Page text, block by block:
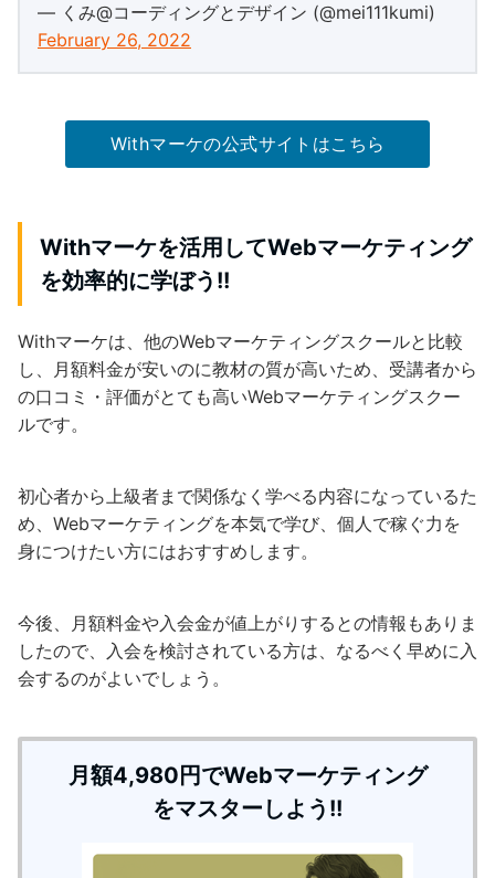
— くみ@コーディングとデザイン (@mei111kumi)
February 26, 2022
Withマーケの公式サイトはこちら
Withマーケを活用してWebマーケティング
を効率的に学ぼう!!
Withマーケは、他のWebマーケティングスクールと比較
し、月額料金が安いのに教材の質が高いため、受講者から
の口コミ・評価がとても高いWebマーケティングスクー
ルです。
初心者から上級者まで関係なく学べる内容になっているた
め、Webマーケティングを本気で学び、個人で稼ぐ力を
身につけたい方にはおすすめします。
今後、月額料金や入会金が値上がりするとの情報もありま
したので、入会を検討されている方は、なるべく早めに入
会するのがよいでしょう。
月額4,980円でWebマーケティング
をマスターしよう!!